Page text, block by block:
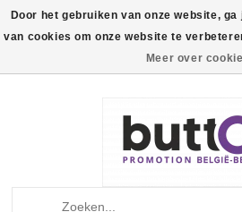
Call Us Now:+32
Door het gebruiken van onze website,
van cookies om onze website te
Meer over